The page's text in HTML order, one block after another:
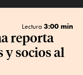
Lectura 3:00 min
reporta
y socios al